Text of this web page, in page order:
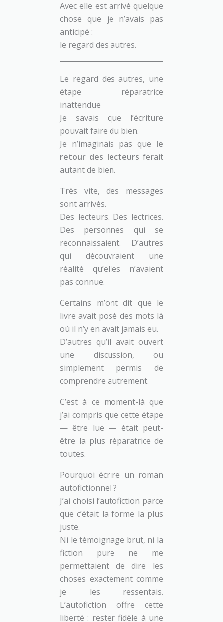
Avec elle est arrivé quelque
chose que je n’avais pas
anticipé :
le regard des autres.
Le regard des autres, une
étape réparatrice
inattendue
Je savais que l’écriture
pouvait faire du bien.
Je n’imaginais pas que le
retour des lecteurs ferait
autant de bien.
Très vite, des messages
sont arrivés.
Des lecteurs. Des lectrices.
Des personnes qui se
reconnaissaient. D’autres
qui découvraient une
réalité qu’elles n’avaient
pas connue.
Certains m’ont dit que le
livre avait posé des mots là
où il n’y en avait jamais eu.
D’autres qu’il avait ouvert
une discussion, ou
simplement permis de
comprendre autrement.
C’est à ce moment-là que
j’ai compris que cette étape
— être lue — était peut-
être la plus réparatrice de
toutes.
Pourquoi écrire un roman
autofictionnel ?
J’ai choisi l’autofiction parce
que c’était la forme la plus
juste.
Ni le témoignage brut, ni la
fiction pure ne me
permettaient de dire les
choses exactement comme
je les ressentais.
L’autofiction offre cette
liberté : rester fidèle à une